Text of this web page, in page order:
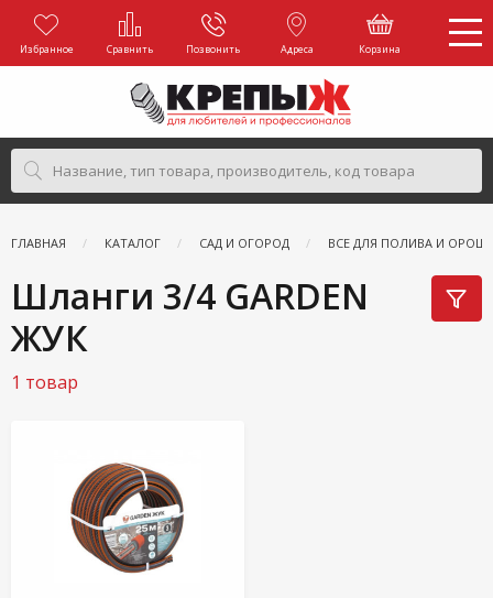
Избранное Сравнить Позвонить Адреса Корзина
ГЛАВНАЯ КАТАЛОГ САД И ОГОРОД ВСЕ ДЛЯ ПОЛИВА И
Шланги 3/4 GARDEN
ЖУК
1 товар